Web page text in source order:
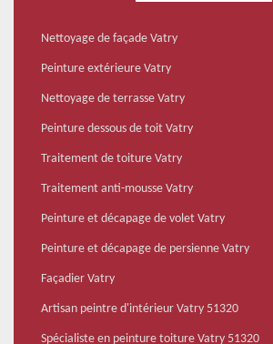
Nettoyage de façade Vatry
Peinture extérieure Vatry
Nettoyage de terrasse Vatry
Peinture dessous de toit Vatry
Traitement de toiture Vatry
Traitement anti-mousse Vatry
Peinture et décapage de volet Vatry
Peinture et décapage de persienne Vatry
Façadier Vatry
Artisan peintre d'intérieur Vatry 51320
Spécialiste en peinture toiture Vatry 51320